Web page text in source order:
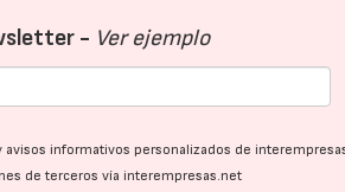
- Ver ejemplo
informativos personalizados de
de terceros vía interempresas.net